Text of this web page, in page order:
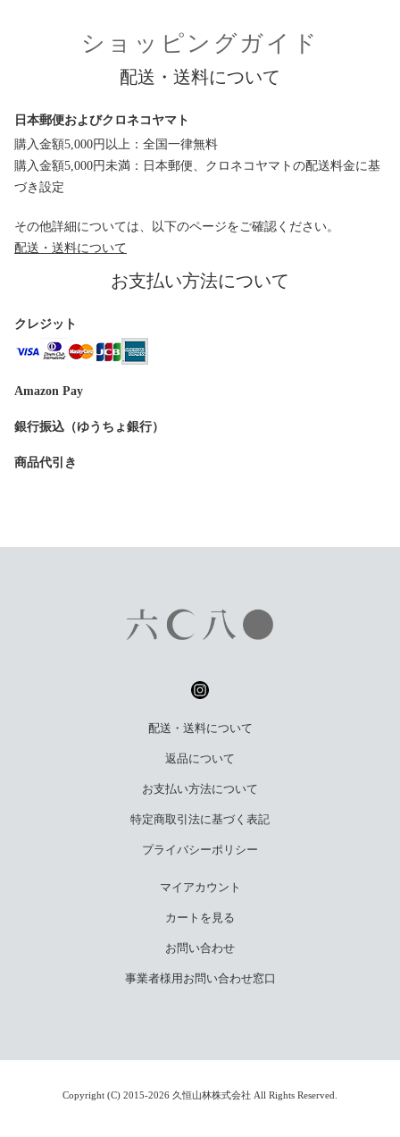
ショッピングガイド
配送・送料について
日本郵便およびクロネコヤマト
購入金額5,000円以上：全国一律無料
購入金額5,000円未満：日本郵便、クロネコヤマトの配送料金に基
づき設定
その他詳細については、以下のページをご確認ください。
配送・送料について
お支払い方法について
クレジット
Amazon Pay
銀行振込（ゆうちょ銀行）
商品代引き
配送・送料について
返品について
お支払い方法について
特定商取引法に基づく表記
プライバシーポリシー
マイアカウント
カートを見る
お問い合わせ
事業者様用お問い合わせ窓口
Copyright (C) 2015-2026 久恒山林株式会社 All Rights Reserved.